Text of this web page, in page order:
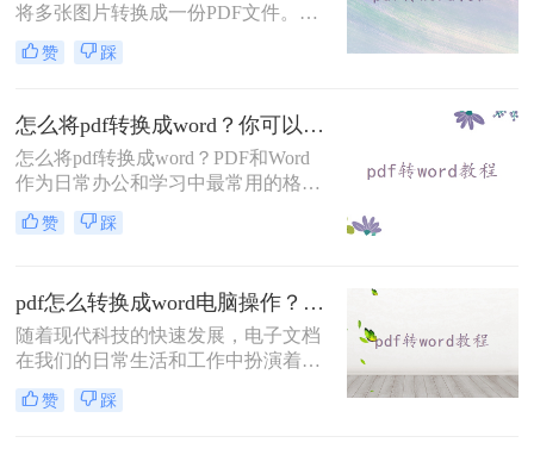
将多张图片转换成一份PDF文件。如
果是电脑客户端转换，操作起来没有
任何难度，可如果需要在线上进行转
赞 踩
怎么将pdf转换成word？你可以只要学会这三种方法就行
怎么将pdf转换成word？PDF和Word
作为日常办公和学习中最常用的格
式，我们通常用Word文档来编辑，然
后用PDF文件用来传输和打印；但很
来进行修改；那今天我们就来分享
PDF转成Word文档的方法吧！
赞 踩
pdf怎么转换成word电脑操作？这二种方法简单易学，你一定要知道！
随着现代科技的快速发展，电子文档
在我们的日常生活和工作中扮演着越
来越重要的角色。无论是学术论文、
商业报告还是个人文档，我们经常需
赞 踩